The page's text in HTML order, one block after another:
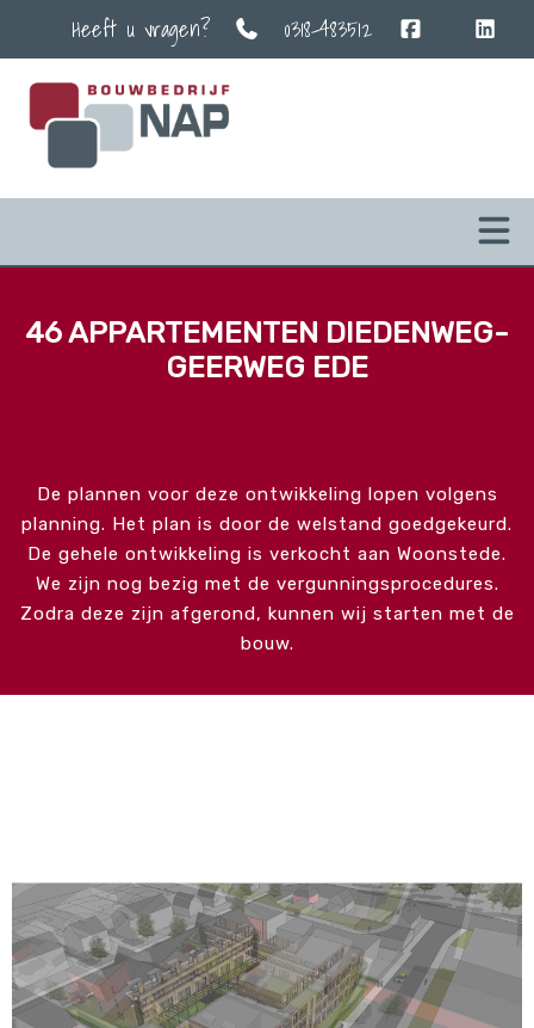
Heeft u vragen? 0318-483512
46 APPARTEMENTEN DIEDENWEG-
GEERWEG EDE
De plannen voor deze ontwikkeling lopen volgens
planning. Het plan is door de welstand goedgekeurd.
De gehele ontwikkeling is verkocht aan Woonstede.
We zijn nog bezig met de vergunningsprocedures.
Zodra deze zijn afgerond, kunnen wij starten met de
bouw.